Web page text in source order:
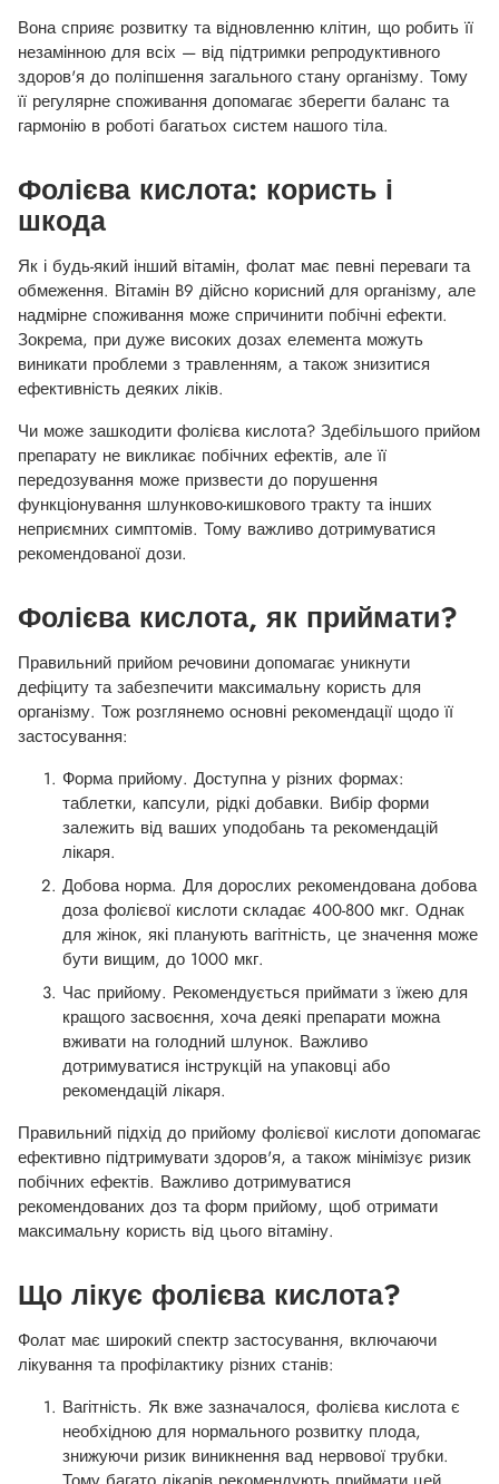
Вона сприяє розвитку та відновленню клітин, що робить її
незамінною для всіх — від підтримки репродуктивного
здоров'я до поліпшення загального стану організму. Тому
її регулярне споживання допомагає зберегти баланс та
гармонію в роботі багатьох систем нашого тіла.
Фолієва кислота: користь і
шкода
Як і будь-який інший вітамін, фолат має певні переваги та
обмеження. Вітамін B9 дійсно корисний для організму, але
надмірне споживання може спричинити побічні ефекти.
Зокрема, при дуже високих дозах елемента можуть
виникати проблеми з травленням, а також знизитися
ефективність деяких ліків.
Чи може зашкодити фолієва кислота? Здебільшого прийом
препарату не викликає побічних ефектів, але її
передозування може призвести до порушення
функціонування шлунково-кишкового тракту та інших
неприємних симптомів. Тому важливо дотримуватися
рекомендованої дози.
Фолієва кислота, як приймати?
Правильний прийом речовини допомагає уникнути
дефіциту та забезпечити максимальну користь для
організму. Тож розглянемо основні рекомендації щодо її
застосування:
Форма прийому. Доступна у різних формах:
таблетки, капсули, рідкі добавки. Вибір форми
залежить від ваших уподобань та рекомендацій
лікаря.
Добова норма. Для дорослих рекомендована добова
доза фолієвої кислоти складає 400-800 мкг. Однак
для жінок, які планують вагітність, це значення може
бути вищим, до 1000 мкг.
Час прийому. Рекомендується приймати з їжею для
кращого засвоєння, хоча деякі препарати можна
вживати на голодний шлунок. Важливо
дотримуватися інструкцій на упаковці або
рекомендацій лікаря.
Правильний підхід до прийому фолієвої кислоти допомагає
ефективно підтримувати здоров'я, а також мінімізує ризик
побічних ефектів. Важливо дотримуватися
рекомендованих доз та форм прийому, щоб отримати
максимальну користь від цього вітаміну.
Що лікує фолієва кислота?
Фолат має широкий спектр застосування, включаючи
лікування та профілактику різних станів:
Вагітність. Як вже зазначалося, фолієва кислота є
необхідною для нормального розвитку плода,
знижуючи ризик виникнення вад нервової трубки.